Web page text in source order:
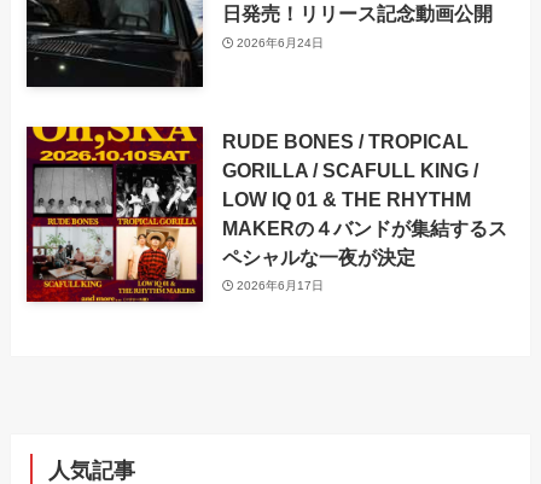
日発売！リリース記念動画公開
2026年6月24日
RUDE BONES / TROPICAL
GORILLA / SCAFULL KING /
LOW IQ 01 & THE RHYTHM
MAKERの４バンドが集結するス
ペシャルな一夜が決定
2026年6月17日
人気記事